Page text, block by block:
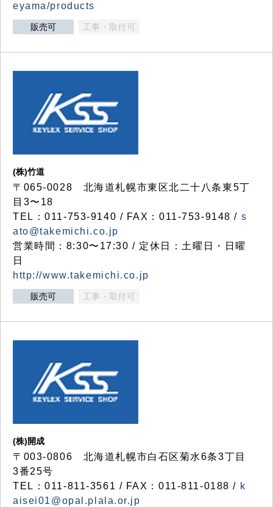
eyama/products
販売可 工事・取付可
(株)竹道
〒065-0028 北海道札幌市東区北二十八条東5丁
目3〜18
TEL：011-753-9140 / FAX：011-753-9148 / s
ato@takemichi.co.jp
営業時間：8:30〜17:30 / 定休日：土曜日・日曜
日
http://www.takemichi.co.jp
販売可 工事・取付可
(株)開成
〒003-0806 北海道札幌市白石区菊水6条3丁目
3番25号
TEL：011-811-3561 / FAX：011-811-0188 / k
aisei01@opal.plala.or.jp